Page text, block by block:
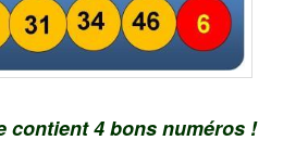
contient 4 bons numéros !